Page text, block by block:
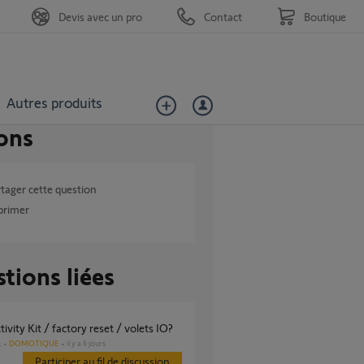
Autres produits
Devis avec un pro Contact Boutique
cette question
liées
Kit / factory reset / volets IO?
DOMOTIQUE il y a 6 jours
Participer au fil de discussion